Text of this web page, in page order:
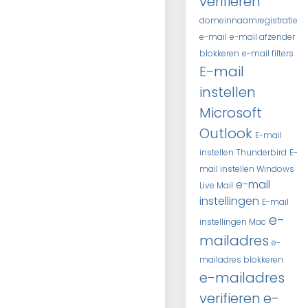
domeinnaamregistratie
e-mail e-mail afzender
blokkeren e-mail filters
E-mail
instellen
Microsoft
Outlook E-mail
instellen Thunderbird E-
mail instellen Windows
Live Mail e-mail
instellingen E-mail
instellingen Mac e-
mailadres e-
mailadres blokkeren
e-mailadres
verifieren e-